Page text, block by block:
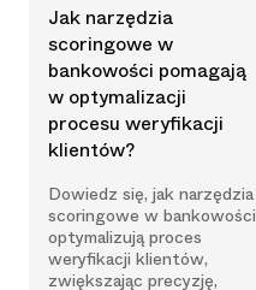
Jak narzędzia
scoringowe w
bankowości pomagają
w optymalizacji
procesu weryfikacji
klientów?
Dowiedz się, jak narzędzia
scoringowe w bankowości
optymalizują proces
weryfikacji klientów,
zwiększając precyzję,